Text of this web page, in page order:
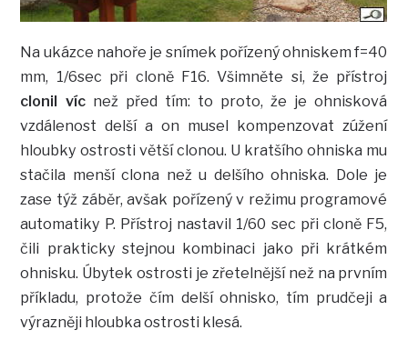
Na ukázce nahoře je snímek pořízený ohniskem f=40
mm, 1/6sec při cloně F16. Všimněte si, že přístroj
clonil vícnež před tím: to proto, že je ohnisková
vzdálenost delší a on musel kompenzovat zúžení
hloubky ostrosti větší clonou. U kratšího ohniska mu
stačila menší clona než u delšího ohniska. Dole je
zase týž záběr, avšak pořízený v režimu programové
automatiky P. Přístroj nastavil 1/60 sec při cloně F5,
čili prakticky stejnou kombinaci jako při krátkém
ohnisku. Úbytek ostrosti je zřetelnější než na prvním
příkladu, protože čím delší ohnisko, tím prudčeji a
výrazněji hloubka ostrosti klesá.